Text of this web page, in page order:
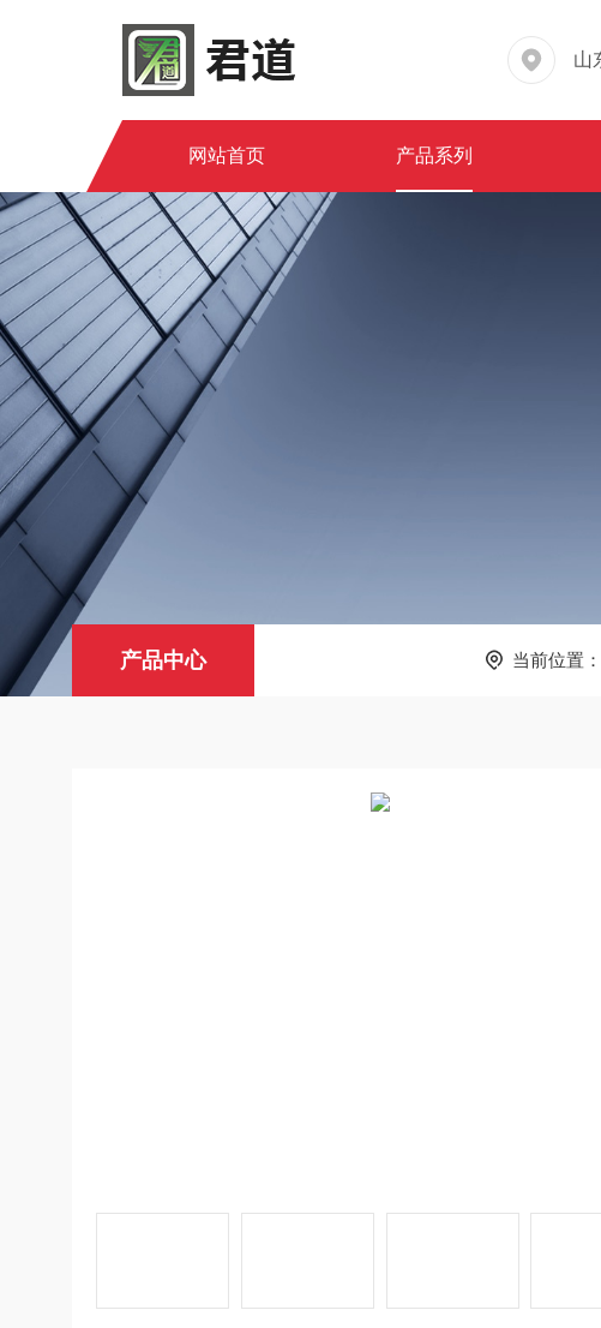
网站首页 产品系列
产品中心 当前位置：